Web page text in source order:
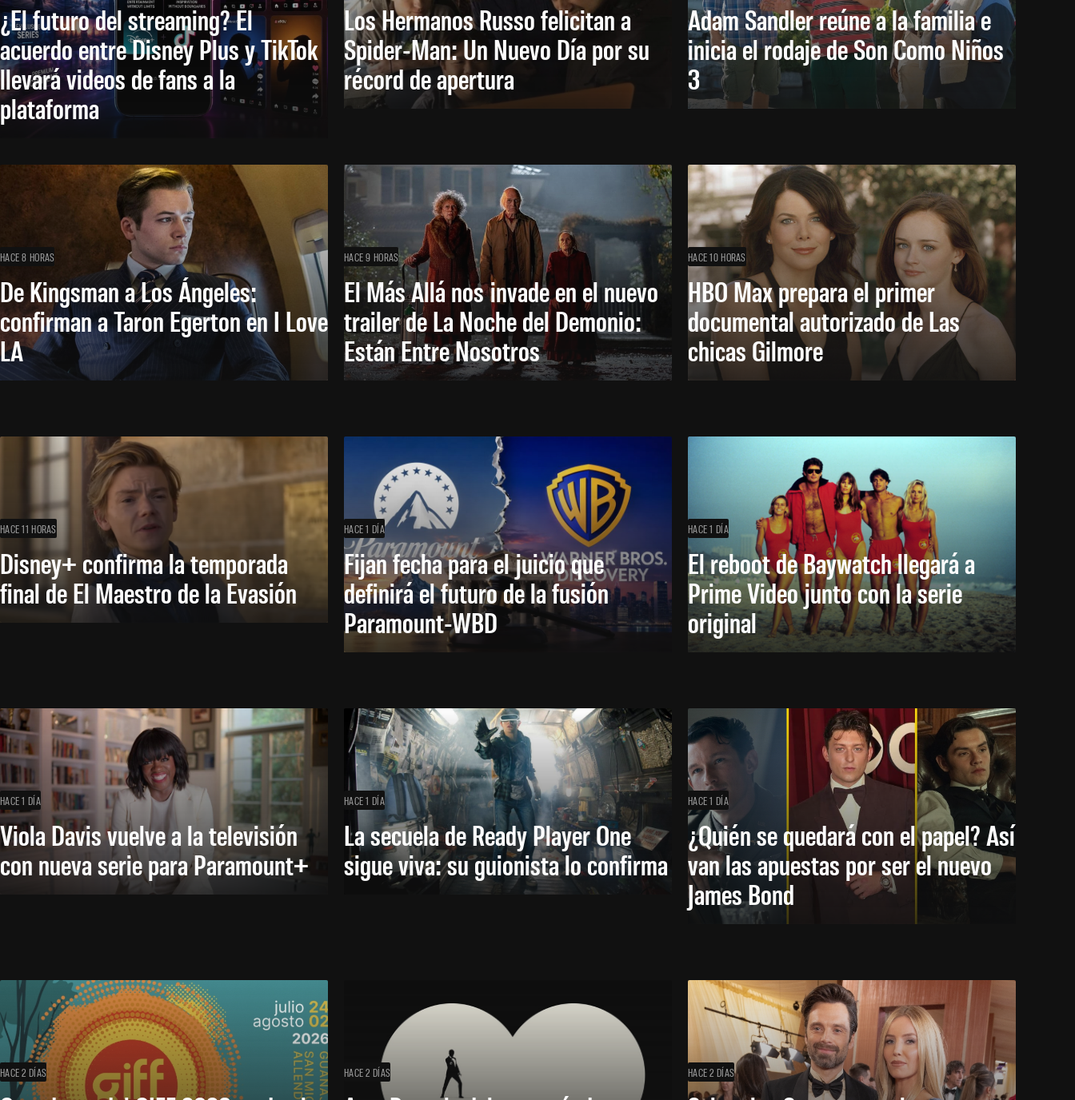
¿El futuro del streaming? El
acuerdo entre Disney Plus y TikTok
llevará videos de fans a la
plataforma
Los Hermanos Russo felicitan a
Spider-Man: Un Nuevo Día por su
récord de apertura
Adam Sandler reúne a la familia e
inicia el rodaje de Son Como Niños
3
HACE 8 HORAS
De Kingsman a Los Ángeles:
confirman a Taron Egerton en I Love
LA
HACE 9 HORAS
El Más Allá nos invade en el nuevo
trailer de La Noche del Demonio:
Están Entre Nosotros
HACE 10 HORAS
HBO Max prepara el primer
documental autorizado de Las
chicas Gilmore
HACE 11 HORAS
Disney+ confirma la temporada
final de El Maestro de la Evasión
HACE 1 DÍA
Fijan fecha para el juicio que
definirá el futuro de la fusión
Paramount-WBD
HACE 1 DÍA
El reboot de Baywatch llegará a
Prime Video junto con la serie
original
HACE 1 DÍA
Viola Davis vuelve a la televisión
con nueva serie para Paramount+
HACE 1 DÍA
La secuela de Ready Player One
sigue viva: su guionista lo confirma
HACE 1 DÍA
¿Quién se quedará con el papel? Así
van las apuestas por ser el nuevo
James Bond
HACE 2 DÍAS HACE 2 DÍAS HACE 2 DÍAS